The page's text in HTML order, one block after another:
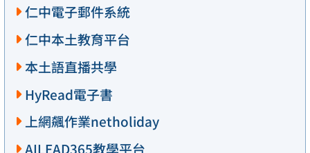
仁中電子郵件系統
仁中本土教育平台
本土語直播共學
HyRead電子書
上網飆作業netholiday
AILEAD365教學平台